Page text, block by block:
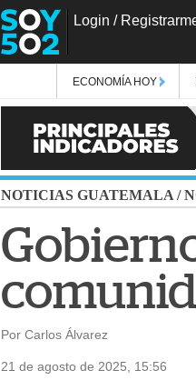
Login /
ECONOMÍA HOY
NOTICIAS GUATEMALA /
Por Carlos Álvarez
21 de agosto de 2025, 15:56